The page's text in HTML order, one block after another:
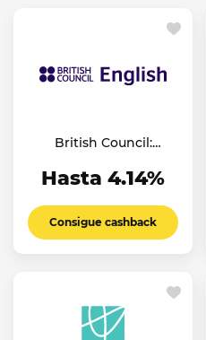
British Council:
Hasta 4.14%
Consigue cashback